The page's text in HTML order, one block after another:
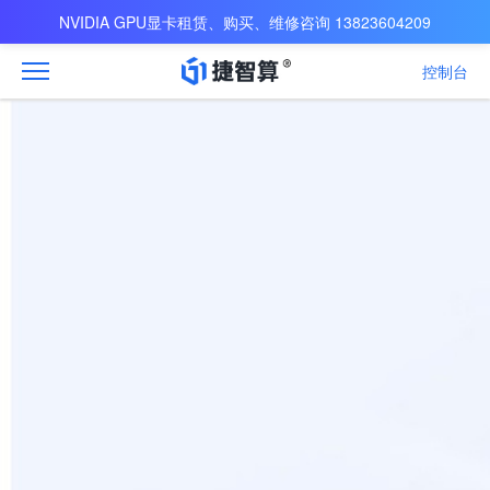
NVIDIA GPU显卡租赁、购买、维修咨询 13823604209
控制台